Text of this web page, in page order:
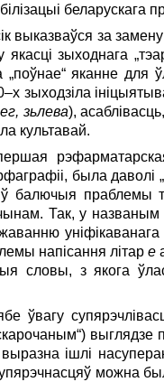
беларускага
выказваўся за
якасці зыходнага
„поўнае“ яканне для
зыходзіла
зьлева),
культавай.
была даволі
балючыя праблемы
Так, у названым
уніфікаванага
напісання літар е
словы, з якога
ўвагу
выглядзе
выразна ішлі
можна